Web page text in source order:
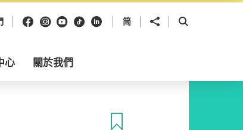
Facebook
Instagram
Youtube
抖音領英 简 分享到 開啟搜尋框
心 關於我們